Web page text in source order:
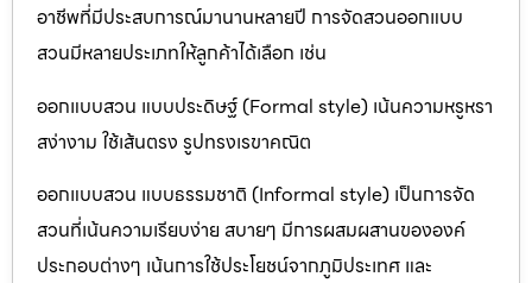
อาชีพที่มีประสบการณ์มานานหลายปี การจัดสวนออกแบบ
สวนมีหลายประเภทให้ลูกค้าได้เลือก เช่น
ออกแบบสวน แบบประดิษฐ์ (Formal style) เน้นความหรูหรา
สง่างาม ใช้เส้นตรง รูปทรงเรขาคณิต
ออกแบบสวน แบบธรรมชาติ (Informal style) เป็นการจัด
สวนที่เน้นความเรียบง่าย สบายๆ มีการผสมผสานขององค์
ประกอบต่างๆ เน้นการใช้ประโยชน์จากภูมิประเทศ และ